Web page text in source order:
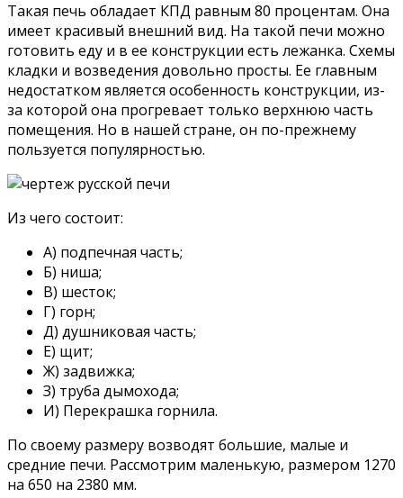
Такая печь обладает КПД равным 80 процентам. Она
имеет красивый внешний вид. На такой печи можно
готовить еду и в ее конструкции есть лежанка. Схемы
кладки и возведения довольно просты. Ее главным
недостатком является особенность конструкции, из-
за которой она прогревает только верхнюю часть
помещения. Но в нашей стране, он по-прежнему
пользуется популярностью.
Из чего состоит:
А) подпечная часть;
Б) ниша;
В) шесток;
Г) горн;
Д) душниковая часть;
Е) щит;
Ж) задвижка;
З) труба дымохода;
И) Перекрашка горнила.
По своему размеру возводят большие, малые и
средние печи. Рассмотрим маленькую, размером 1270
на 650 на 2380 мм.